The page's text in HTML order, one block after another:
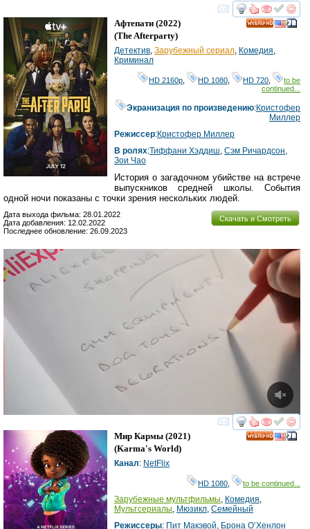
смотреть
Афтепати (2022)
(The Afterparty)
Детектив Зарубежный сериал Комедия
Криминал
HD 2160р HD 1080 HD 720
to be
continued...
Экранизация по произведению:Кристофер
Миллер
Режиссер:Кристофер Миллер
В ролях:Тиффани Хэддиш Сэм Ричардсон
Зои Чао
История о загадочном убийстве на встрече
выпускников средней школы. События
одной ночи показаны с точки зрения нескольких людей.
Скачать и Смотреть
Дата выхода фильма: 28.01.2022
Дата добавления: 12.02.2022
Последнее обновление: 26.09.2023
смотреть
Мир Кармы (2021)
(Karma's World)
Канал: NetFlix
HD 1080, to be continued...
Зарубежные мультфильмы, Комедия,
Мультсериалы, Мюзикл, Семейный
Режиссеры: Пит Макэвой, Брона О’Хенлон